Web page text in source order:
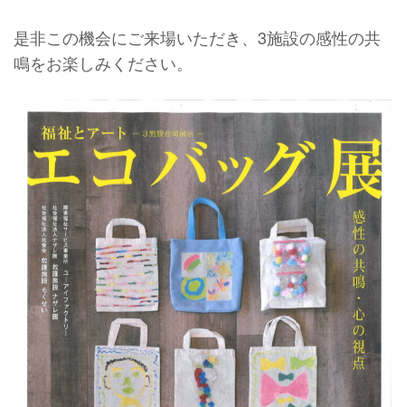
是非この機会にご来場いただき、3施設の感性の共
鳴をお楽しみください。